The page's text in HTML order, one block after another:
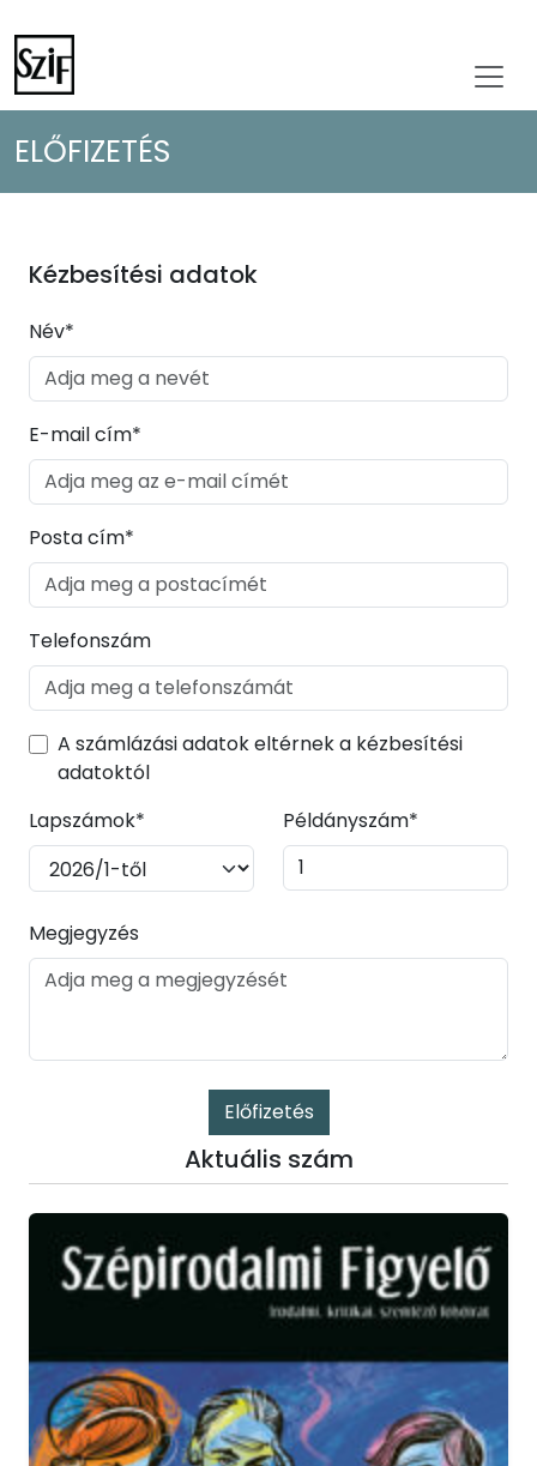
ELŐFIZETÉS
Kézbesítési adatok
Név*
E-mail cím*
Posta cím*
Telefonszám
A számlázási adatok eltérnek a kézbesítési
adatoktól
Lapszámok*
Példányszám*
Megjegyzés
Előfizetés
Aktuális szám